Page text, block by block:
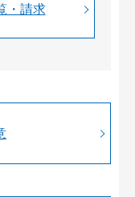
・請求